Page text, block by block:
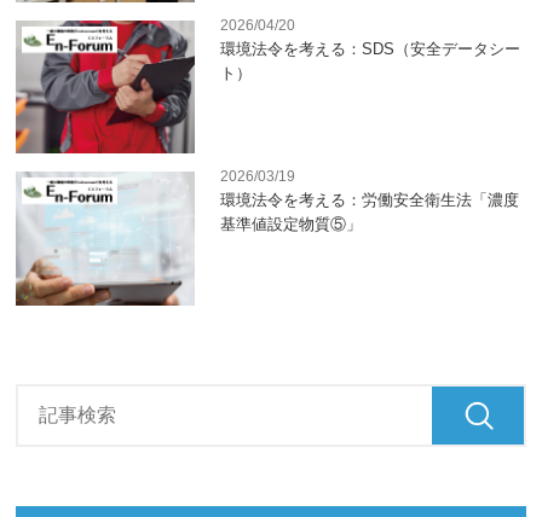
2026/04/20
環境法令を考える：SDS（安全データシー
ト）
2026/03/19
環境法令を考える：労働安全衛生法「濃度
基準値設定物質⑤」